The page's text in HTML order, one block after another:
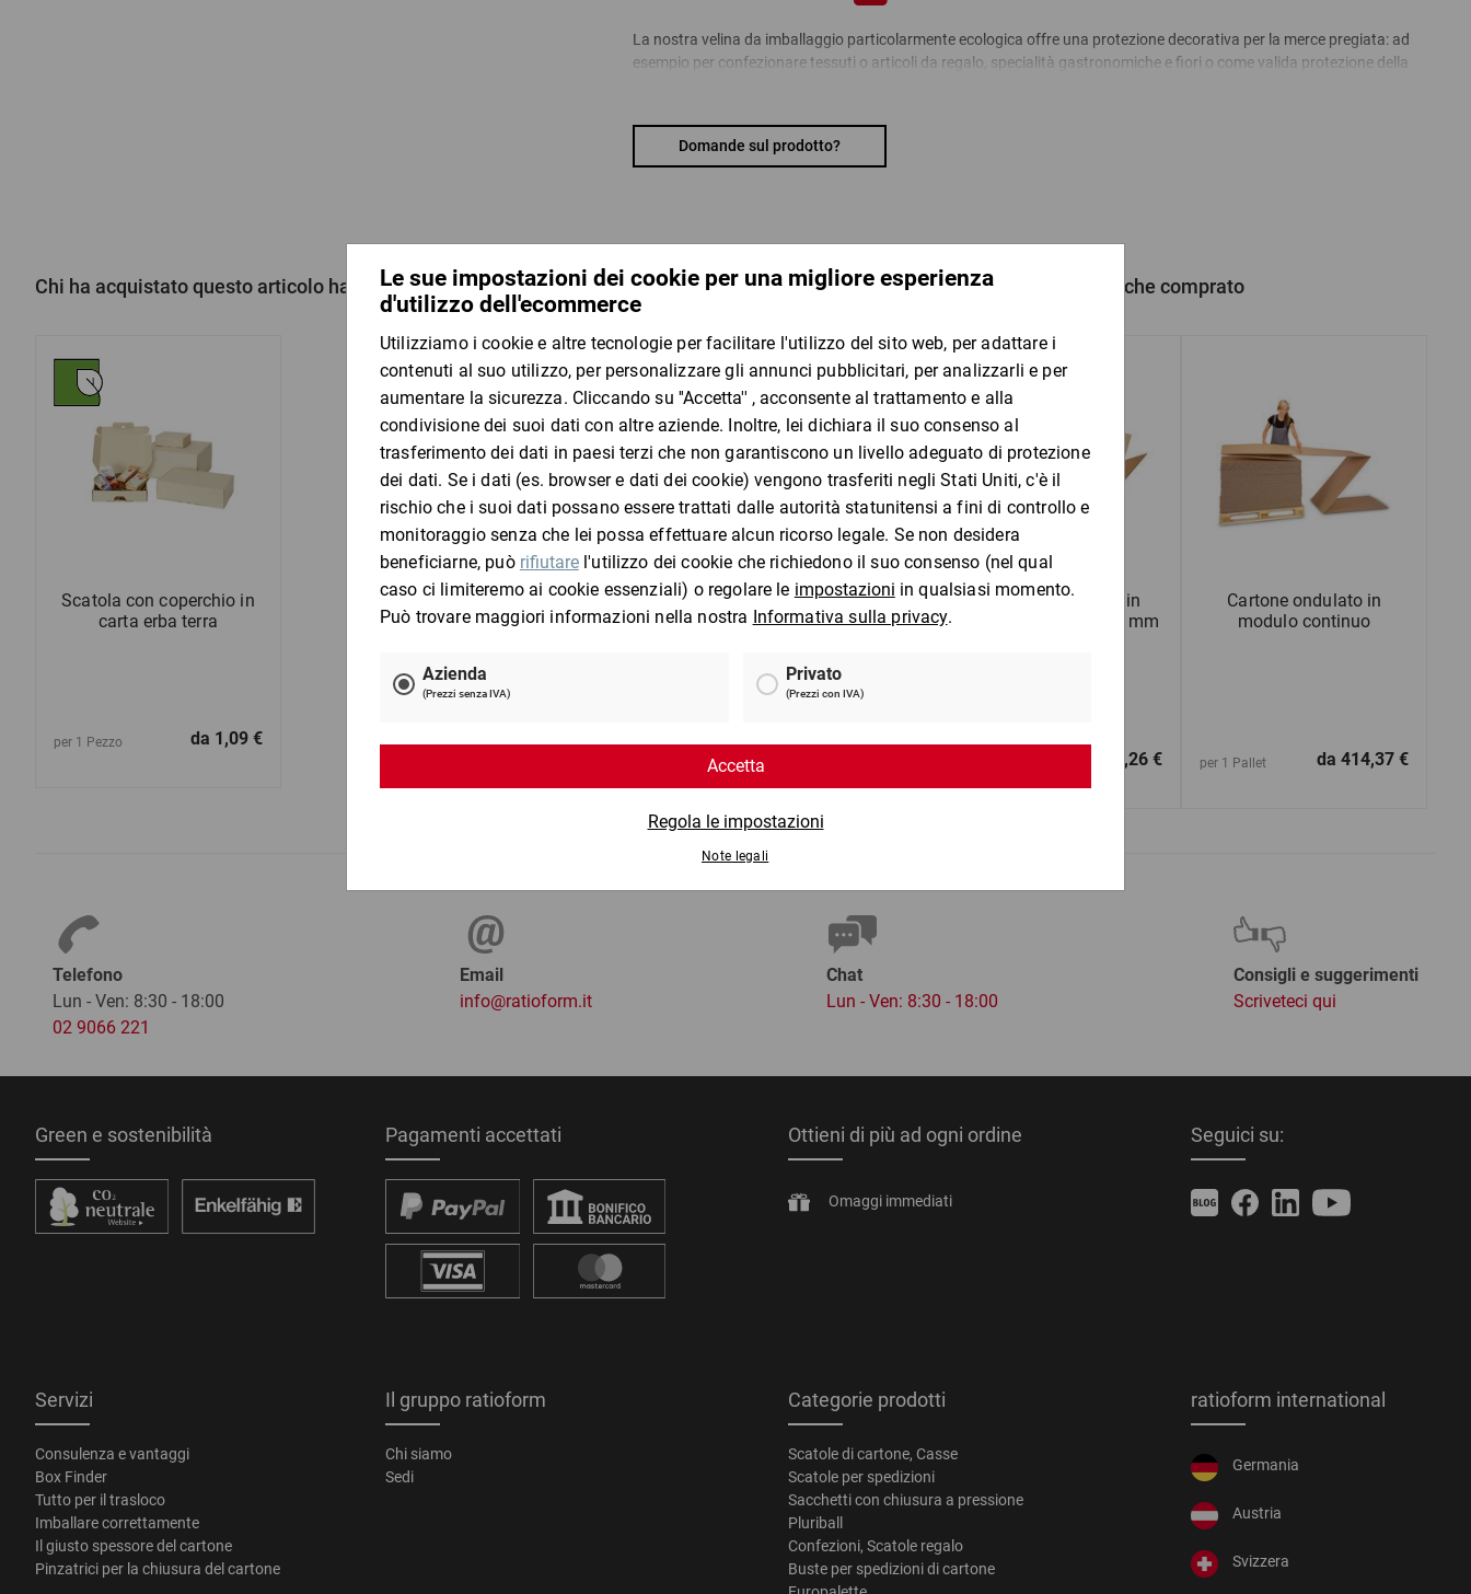
La nostra velina da imballaggio particolarmente ecologica offre una protezione decorativa per la merce pregiata: ad
esempio per confezionare tessuti o articoli da regalo, specialità gastronomiche e fiori o come valida protezione della
senza alcun disboscamento. Per la sua produzione si utilizza esclusivamente la bagassa, un prodotto di scarto. Non
sono richieste superfici coltivabili aggiuntive e il consumo di energia risulta notevolmente ridotto rispetto alla
Vantaggi:
ecologica ed elegante
rotolo in diversi colori naturali
confezione regalo decorativa
Materiale:
carta da canna da zucchero, non proveniente dagli alberi
i progetti che sosteniamo e l’attuale quantità di CO
ratioform terra – Imballaggi al massimo della sostenibilità.
Domande sul prodotto?
Chi ha acquistato questo articolo ha acquistato anche
Scatola con coperchio in
carta erba terra
per 1 Pezzo da 1,09 €
I clienti che hanno visto questo prodotto hanno anche comprato
Paglia di carta SizzlePak,
1,25 kg
per 1 Cartone
Scatole americane in
cartone da 600 a 799 mm
1,26 €
Cartone ondulato in
modulo continuo
per 1 Pallet da 414,37 €
Telefono
Lun - Ven: 8:30 - 18:00
02 9066 221
Email
info@ratioform.it
Chat
Lun - Ven: 8:30 - 18:00
Consigli e suggerimenti
Scriveteci qui
Green e sostenibilità Pagamenti accettati Ottieni di più ad ogni ordine
Omaggi immediati
Seguici su:
Servizi
Consulenza e vantaggi
Box Finder
Tutto per il trasloco
Imballare correttamente
Il giusto spessore del cartone
Pinzatrici per la chiusura del cartone
Il gruppo ratioform
Chi siamo
Sedi
Categorie prodotti
Scatole di cartone, Casse
Scatole per spedizioni
Sacchetti con chiusura a pressione
Pluriball
Confezioni, Scatole regalo
Buste per spedizioni di cartone
ratioform international
Germania
Austria
Svizzera